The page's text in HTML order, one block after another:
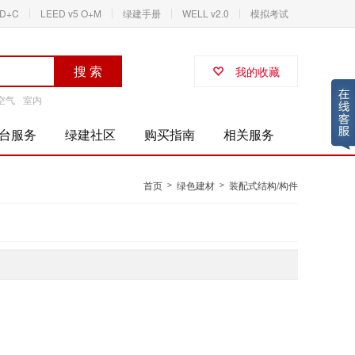
LEED v5 O+M 绿建手册 WELL v2.0 模拟考试
服务 绿建社区 购买指南 相关服务
搜 索
气 室内
我的收藏
首页 > 绿色建材 > 装配式结构/构件